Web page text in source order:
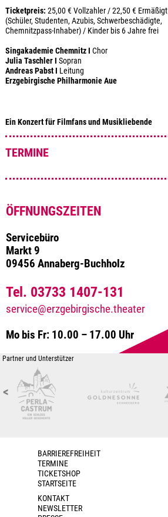
Ticketpreis: 25,00 € Vollzahler / 22,50 € Ermäßigt
(Schüler, Studenten, Azubis, Schwerbeschädigte,
Chemnitzpass-Inhaber) / Kinder bis 6 Jahre frei
Singakademie Chemnitz I Chor
Julia Taschler I Sopran
Andreas Pabst I Leitung
Erzgebirgische Philharmonie Aue
Ein Konzert für Filmfans und Musikliebende
TERMINE
ÖFFNUNGSZEITEN
Servicebüro
Markt 9
09456 Annaberg-Buchholz
Tel. 03733 1407-131
service@erzgebirgische.theater
Mo bis Fr: 10.00 – 17.00 Uhr
Partner und Unterstützer
<
BARRIEREFREIHEIT
TERMINE
TICKETSHOP
STARTSEITE
KONTAKT
NEWSLETTER